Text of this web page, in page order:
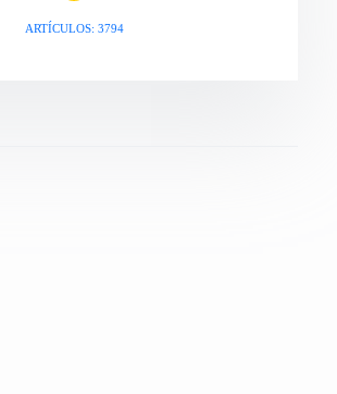
ARTÍCULOS: 3794